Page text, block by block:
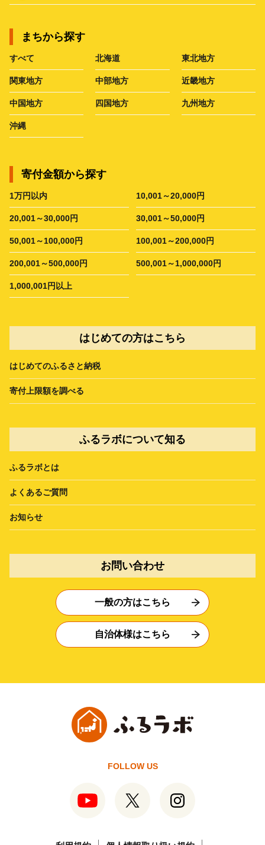
まちから探す
すべて 北海道 東北地方
関東地方 中部地方 近畿地方
中国地方 四国地方 九州地方
沖縄
寄付金額から探す
1万円以内 10,001～20,000円
20,001～30,000円 30,001～50,000円
50,001～100,000円 100,001～200,000円
200,001～500,000円 500,001～1,000,000円
1,000,001円以上
はじめての方はこちら
はじめてのふるさと納税
寄付上限額を調べる
ふるラボについて知る
ふるラボとは
よくあるご質問
お知らせ
お問い合わせ
一般の方はこちら
自治体様はこちら
FOLLOW US